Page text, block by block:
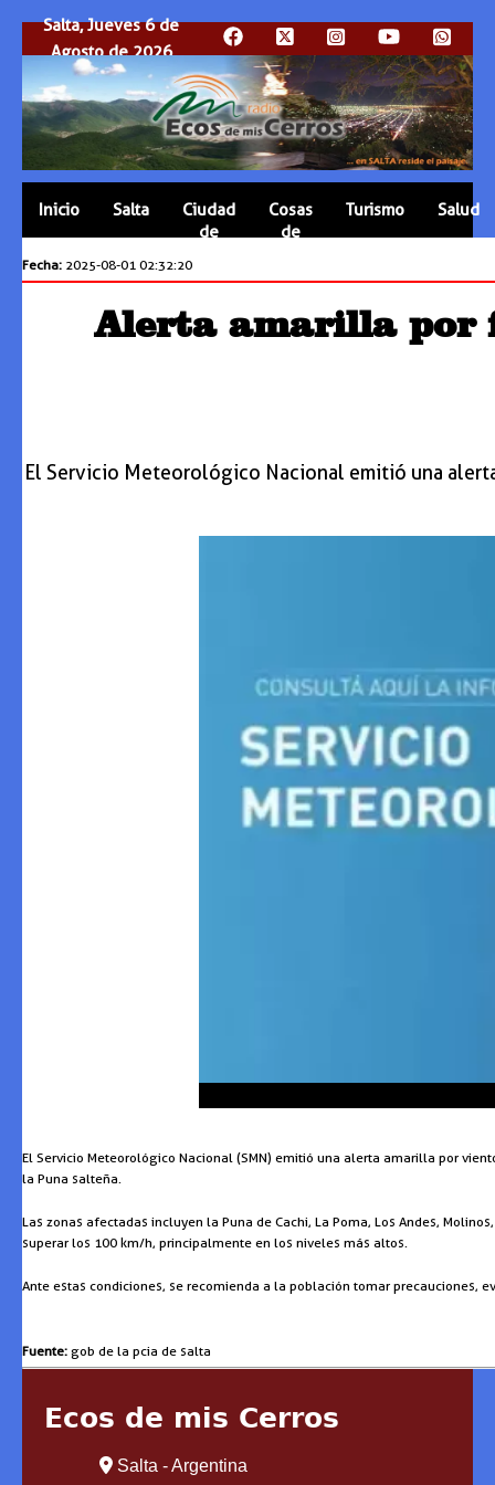
Salta, Jueves 6 de
Agosto de 2026
Inicio Salta
Ciudad
de
Cosas
de
Turismo Salud
Fecha: 2025-08-01 02:32:20
Alerta amarilla por
El Servicio Meteorológico Nacional emitió una
El Servicio Meteorológico Nacional (SMN) emitió una alerta amarilla por
la Puna salteña.
Las zonas afectadas incluyen la Puna de Cachi, La Poma, Los Andes,
superar los 100 km/h, principalmente en los niveles más altos.
Ante estas condiciones, se recomienda a la población tomar precauciones,
Fuente: gob de la pcia de salta
Ecos de mis Cerros
Salta - Argentina